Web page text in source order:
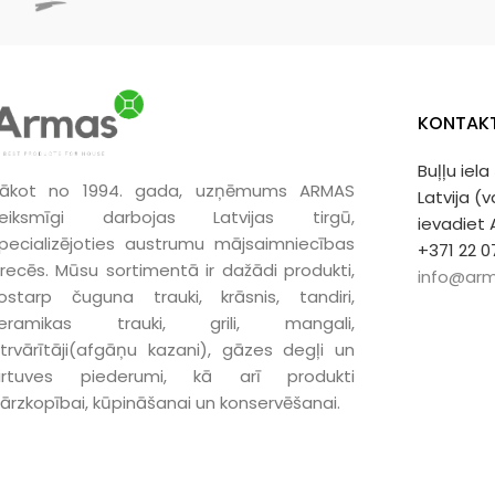
no 1994. gada, uzņēmums ARMAS
darbojas Latvijas tirgū,
austrumu mājsaimniecības
Mūsu sortimentā ir dažādi produkti,
čuguna trauki, krāsnis, tandiri,
trauki, grili, mangali,
kazani), gāzes degļi un
piederumi, kā arī produkti
kūpināšanai un konservēšanai.
Buļļu iela
Latvija
ievadiet
+371 22